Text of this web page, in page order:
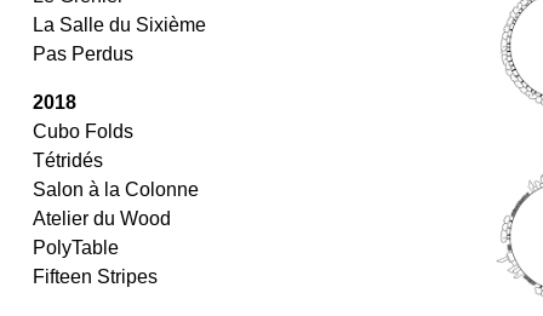
La Salle du Sixième
Pas Perdus
2018
Cubo Folds
Tétridés
Salon à la Colonne
Atelier du Wood
PolyTable
Fifteen Stripes